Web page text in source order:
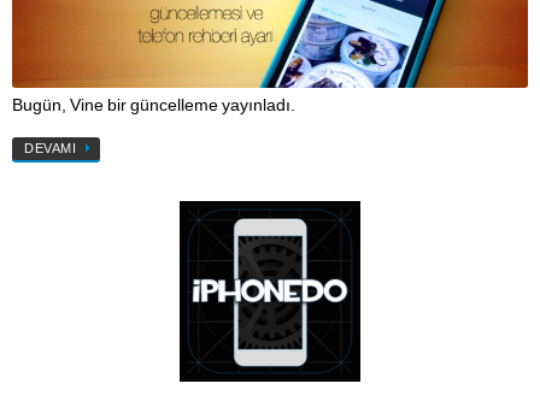
Bugün, Vine bir güncelleme yayınladı.
DEVAMI